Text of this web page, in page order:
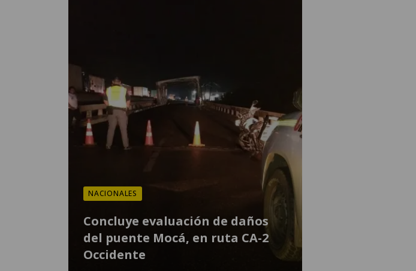
NACIONALES
Concluye evaluación de daños
del puente Mocá, en ruta CA-2
Occidente